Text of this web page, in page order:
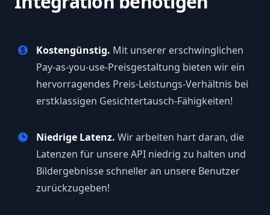
Kostengünstig. Mit unserer erschwinglichen
Pay-as-you-use-Preisgestaltung bieten wir ein
hervorragendes Preis-Leistungs-Verhältnis bei
erstklassigen Gesichtertausch-Fähigkeiten!
Niedrige Latenz. Wir arbeiten hart daran, die
Latenzen für unsere API niedrig zu halten und
Bildergebnisse schneller an unsere Benutzer
zurückzugeben!